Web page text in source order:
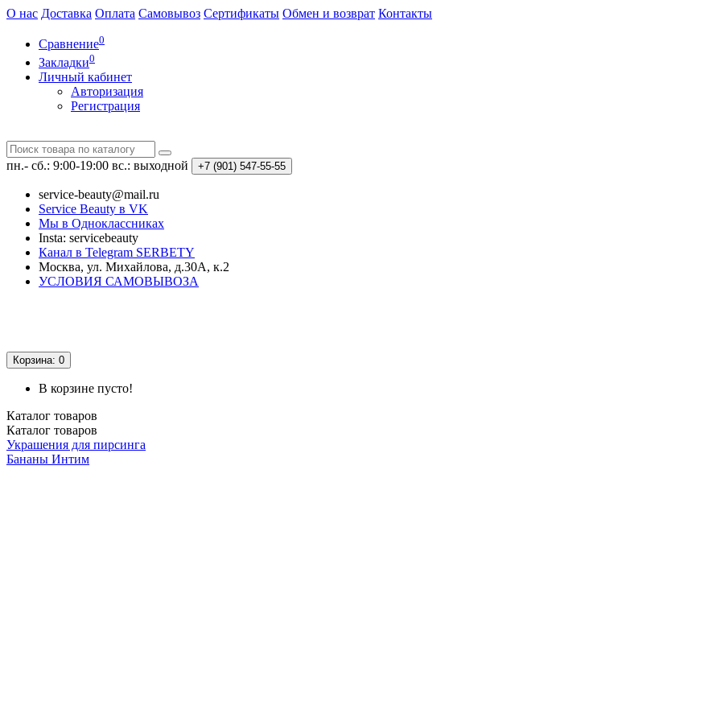
О нас Доставка Оплата Самовывоз Сертификаты Обмен и возврат Контакты
Сравнение0
Закладки0
Личный кабинет
Авторизация
Регистрация
пн.- сб.: 9:00-19:00 вс.: выходной +7 (901) 547-55-55
service-beauty@mail.ru
Service Beauty в VK
Мы в Одноклассниках
Insta: servicebeauty
Канал в Telegram SERBETY
Москва, ул. Михайлова, д.30А, к.2
УСЛОВИЯ САМОВЫВОЗА
Корзина: 0
В корзине пусто!
Каталог товаров
Каталог товаров
Украшения для пирсинга
Бананы Интим